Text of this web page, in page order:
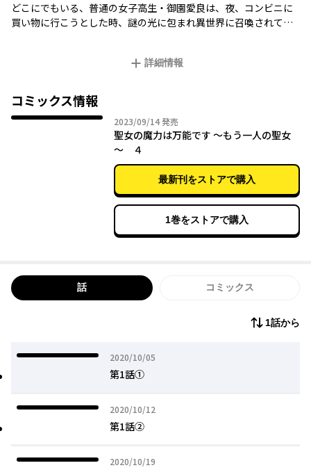
どこにでもいる、普通の女子高生・御園愛良は、夜、コンビニに
買い物に行こうとした時、謎の光に包まれ異世界に召喚されてし
【聖女】だという噂が流れ始め――。
詳細情報
コミックス情報
2023/09/142023年09月14日
発売
聖女の魔力は万能です ～もう一人の聖女
～ ４
最新刊をストアで購入
1巻をストアで購入
話 コミックス
1話から
2020/10/05
2020年10月05日
第1話①
2020/10/12
2020年10月12日
第1話②
2020/10/19
2020年10月19日